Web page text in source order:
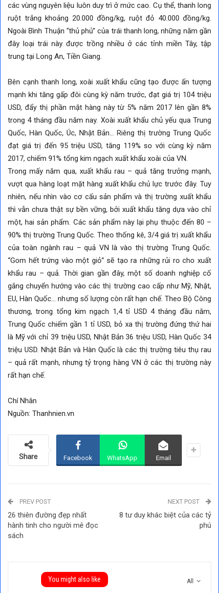
các vùng nguyên liệu luôn duy trì ở mức cao. Cụ thể, thanh long
ruột trắng khoảng 20.000 đồng/kg, ruột đỏ 40.000 đồng/kg.
Ngoài Bình Thuận “thủ phủ” của trái thanh long, những năm gần
đây loại trái này được trồng nhiều ở các tỉnh miền Tây, tập
trung tại Long An, Tiền Giang.
Bên cạnh thanh long, xoài xuất khẩu cũng tạo được ấn tượng
mạnh khi tăng gấp đôi cùng kỳ năm trước, đạt giá trị 104 triệu
USD, đẩy thị phần mặt hàng này từ 5% năm 2017 lên gần 8%
trong 4 tháng đầu năm nay. Xoài xuất khẩu chủ yếu qua Trung
Quốc, Hàn Quốc, Úc, Nhật Bản… Riêng thị trường Trung Quốc
đạt giá trị đến 95 triệu USD, tăng 119% so với cùng kỳ năm
2017, chiếm 91% tổng kim ngạch xuất khẩu xoài của VN.
Trong mấy năm qua, xuất khẩu rau – quả tăng trưởng mạnh,
vượt qua hàng loạt mặt hàng xuất khẩu chủ lực trước đây. Tuy
nhiên, nếu nhìn vào cơ cấu sản phẩm và thị trường xuất khẩu
thì vẫn chưa thật sự bền vững, bởi xuất khẩu tăng dựa vào chỉ
một, hai sản phẩm. Các sản phẩm này lại phụ thuộc đến 80 –
90% thị trường Trung Quốc. Theo thống kê, 3/4 giá trị xuất khẩu
của toàn ngành rau – quả VN là vào thị trường Trung Quốc.
“Gom hết trứng vào một giỏ” sẽ tạo ra những rủi ro cho xuất
khẩu rau – quả. Thời gian gần đây, một số doanh nghiệp cố
gắng chuyển hướng vào các thị trường cao cấp như Mỹ, Nhật,
EU, Hàn Quốc… nhưng số lượng còn rất hạn chế. Theo Bộ Công
thương, trong tổng kim ngạch 1,4 tỉ USD 4 tháng đầu năm,
Trung Quốc chiếm gần 1 tỉ USD, bỏ xa thị trường đứng thứ hai
là Mỹ với chỉ 39 triệu USD, Nhật Bản 36 triệu USD, Hàn Quốc 34
triệu USD. Nhật Bản và Hàn Quốc là các thị trường tiêu thụ rau
– quả rất mạnh, nhưng tỷ trọng hàng VN ở các thị trường này
rất hạn chế.
Chí Nhân
Nguồn: Thanhnien.vn
Share Facebook WhatsApp Email
PREV POST
26 thiên đường đẹp nhất
hành tinh cho người mê đọc
sách
NEXT POST
8 tư duy khác biệt của các tỷ
phú
All
You might also like